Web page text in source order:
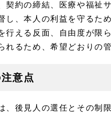
約の締結、医療や福祉
し、本人の利益を守るた
行える反面、自由度が限
るため、希望どおりの
意点
後見人の選任とその制限